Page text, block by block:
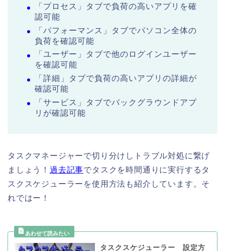
「プロセス」タブで負荷の高いアプリを確
認可能
「パフォーマンス」タブでパソコン全体の
負荷を確認可能
「ユーザー」タブで他のログインユーザー
を確認可能
「詳細」タブで負荷の高いアプリの詳細が
確認可能
「サービス」タブでバックグラウンドアプ
リが確認可能
タスクマネージャーで切り分けしトラブル対処に繋げ
ましょう！ 過去記事でタスクを時間通りに実行するタ
スクスケジューラーを使用方法も紹介しています。そ
れではー！
タスクスケジューラー 設定方